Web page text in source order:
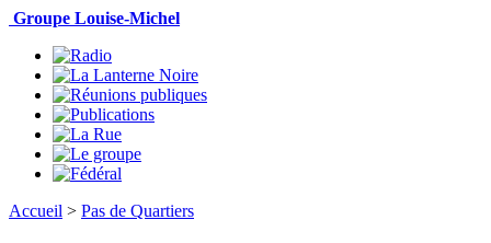
Groupe Louise-Michel
Accueil > Pas de Quartiers